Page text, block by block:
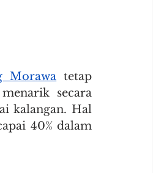
Morawa tetap
secara
kalangan. Hal
40% dalam